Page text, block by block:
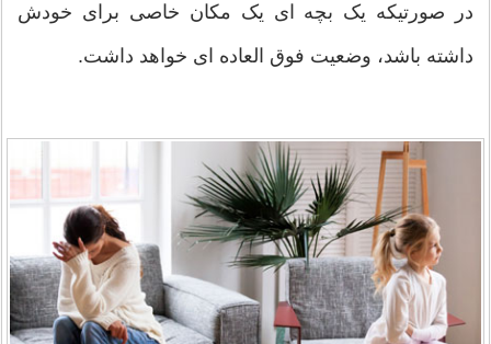
در صورتیکه یک بچه ای یک مکان خاصی برای خودش
داشته باشد، وضعیت فوق العاده ای خواهد داشت.